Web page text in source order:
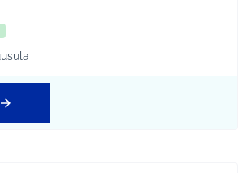
mukaan: Hyvinvoiva Tuusula